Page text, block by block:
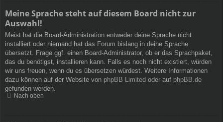
Meine Sprache steht auf diesem Board nicht zur
Auswahl!
Meist hat die Board-Administration entweder deine Sprache nicht
installiert oder niemand hat das Forum bislang in deine Sprache
übersetzt. Frage ggf. einen Board-Administrator, ob er das Sprachpaket,
das du benötigst, installieren kann. Falls es noch nicht existiert, würden
wir uns freuen, wenn du es übersetzen würdest. Weitere Informationen
dazu können auf der Website von phpBB Limited oder auf phpBB.de
gefunden werden.
Nach oben